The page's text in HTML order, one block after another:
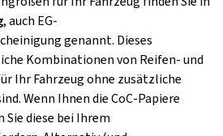
, auch EG-
genannt. Dieses
Kombinationen von Reifen- und
Ihr Fahrzeug ohne zusätzliche
Wenn Ihnen die CoC-Papiere
diese bei Ihrem